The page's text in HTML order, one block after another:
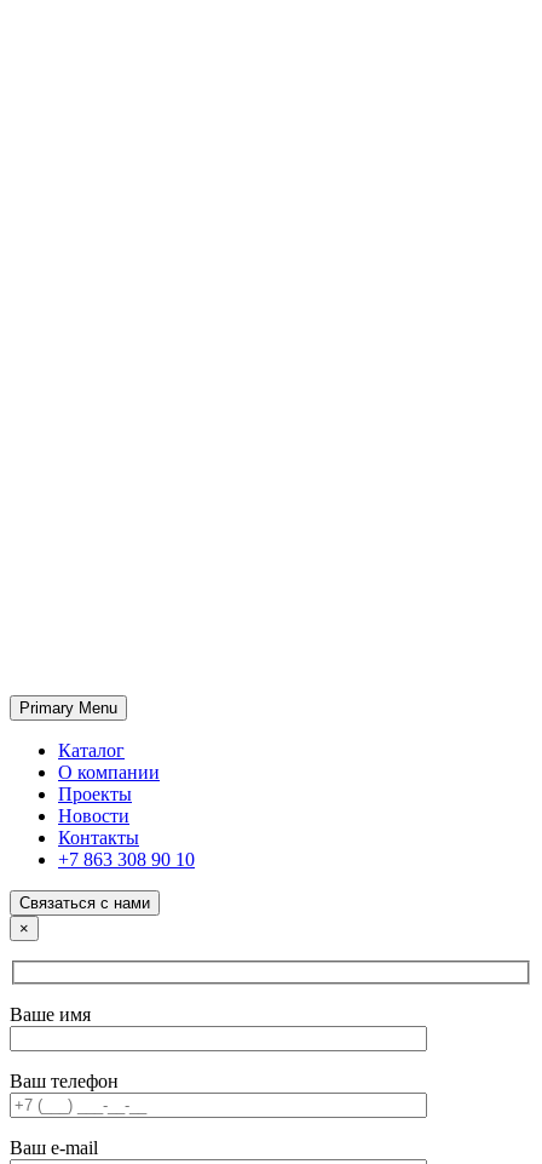
ГК «SABONE»
Оптовые поставки отделочных материалов и оборудования
Primary Menu
Каталог
О компании
Проекты
Новости
Контакты
+7 863 308 90 10
Связаться с нами
×
Ваше имя
Ваш телефон
Ваш e-mail